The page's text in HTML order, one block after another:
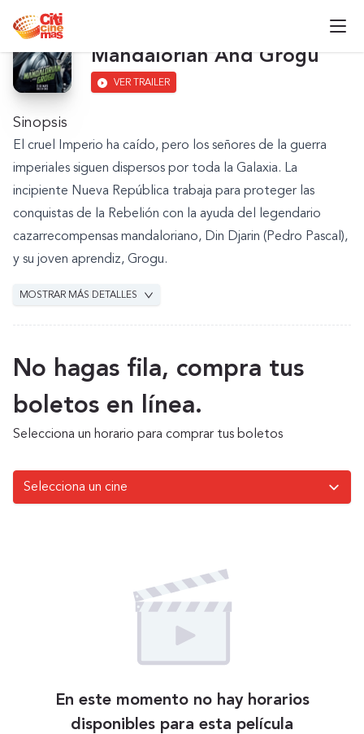
Mandalorian And Grogu
VER TRAILER
Sinopsis
El cruel Imperio ha caído, pero los señores de la guerra
imperiales siguen dispersos por toda la Galaxia. La
incipiente Nueva República trabaja para proteger las
conquistas de la Rebelión con la ayuda del legendario
cazarrecompensas mandaloriano, Din Djarin (Pedro Pascal),
y su joven aprendiz, Grogu.
MOSTRAR MÁS DETALLES
No hagas fila, compra tus
boletos en línea.
Selecciona un horario para comprar tus boletos
En este momento no hay horarios
disponibles para esta película